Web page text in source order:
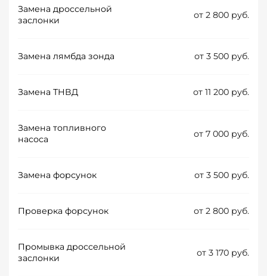
Замена дроссельной
заслонки
от 2 800 руб.
Замена лямбда зонда от 3 500 руб.
Замена ТНВД от 11 200 руб.
Замена топливного
насоса
от 7 000 руб.
Замена форсунок от 3 500 руб.
Проверка форсунок от 2 800 руб.
Промывка дроссельной
заслонки
от 3 170 руб.